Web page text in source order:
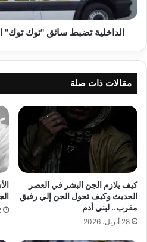
سائق
إسعاف
الداخلية تضبط سائق "توك
مقالات ذات صلة
كيف يلازم الجن البشر في العصر
الحديث وكيف تحول الجن إلي رفيق
مقرب.. لبني أدم
28 أبريل، 2026